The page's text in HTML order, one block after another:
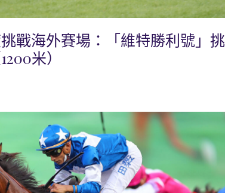
戰海外賽場：「維特勝利號」挑
米）